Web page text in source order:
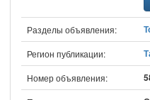
Разделы объявления:
Регион публикации:
Номер объявления: